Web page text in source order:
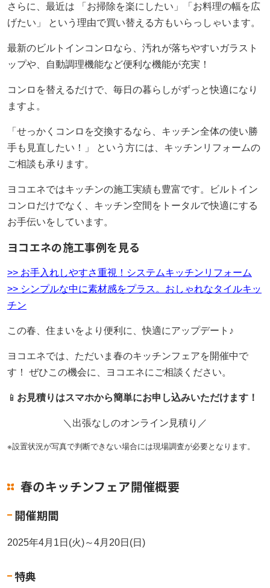
さらに、最近は 「お掃除を楽にしたい」「お料理の幅を広
げたい」 という理由で買い替える方もいらっしゃいます。
最新のビルトインコンロなら、汚れが落ちやすいガラスト
ップや、自動調理機能など便利な機能が充実！
コンロを替えるだけで、毎日の暮らしがずっと快適になり
ますよ。
「せっかくコンロを交換するなら、キッチン全体の使い勝
手も見直したい！」 という方には、キッチンリフォームの
ご相談も承ります。
ヨコエネではキッチンの施工実績も豊富です。ビルトイン
コンロだけでなく、キッチン空間をトータルで快適にする
お手伝いをしています。
ヨコエネの施工事例を見る
>> お手入れしやすさ重視！システムキッチンリフォーム
>> シンプルな中に素材感をプラス。おしゃれなタイルキッ
チン
この春、住まいをより便利に、快適にアップデート♪
ヨコエネでは、ただいま春のキッチンフェアを開催中で
す！ ぜひこの機会に、ヨコエネにご相談ください。
📱 お見積りはスマホから簡単にお申し込みいただけます！
＼出張なしのオンライン見積り／
※設置状況が写真で判断できない場合には現場調査が必要となります。
春のキッチンフェア開催概要
開催期間
2025年4月1日(火)～4月20日(日)
特典